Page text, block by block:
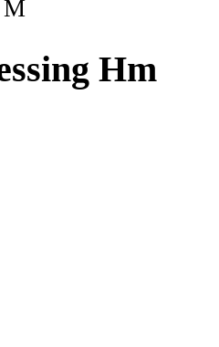
M
Hm